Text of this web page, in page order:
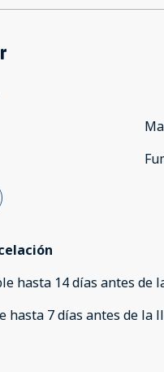
hasta 14 días antes de
hasta 7 días antes de la